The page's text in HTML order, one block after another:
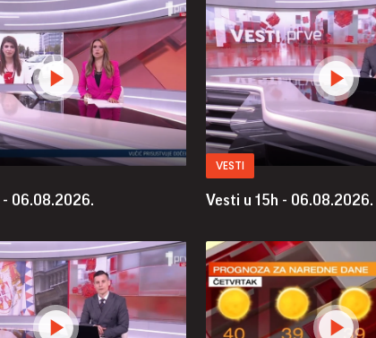
- 06.08.2026.
VESTI
Vesti u 15h - 06.08.2026.